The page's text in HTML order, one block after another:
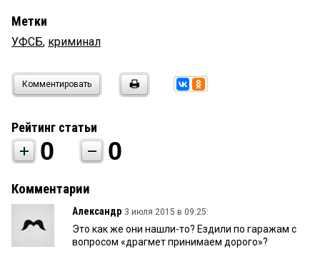
Метки
УФСБ, криминал
Комментировать
Рейтинг статьи
0 0
Комментарии
Александр 3 июля 2015 в 09:25:
Это как же они нашли-то? Ездили по гаражам с
вопросом «драгмет принимаем дорого»?